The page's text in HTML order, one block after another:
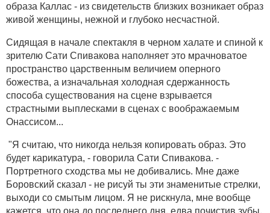
образа Каллас - из свидетельств близких возникает образ
живой женщины, нежной и глубоко несчастной.
Сидящая в начале спектакля в черном халате и спиной к
зрителю Сати Спивакова наполняет это мрачноватое
пространство царственным величием оперного
божества, а изначальная холодная сдержанность
способа существования на сцене взрывается
страстными выплесками в сценах с воображаемым
Онассисом...
"Я считаю, что никогда нельзя копировать образ. Это
будет карикатура, - говорила Сати Спивакова. -
Портретного сходства мы не добивались. Мне даже
Боровский сказал - не рисуй ты эти знаменитые стрелки,
выходи со смытым лицом. Я не рискнула, мне вообще
кажется, что она до последнего дня, едва почистив зубы,